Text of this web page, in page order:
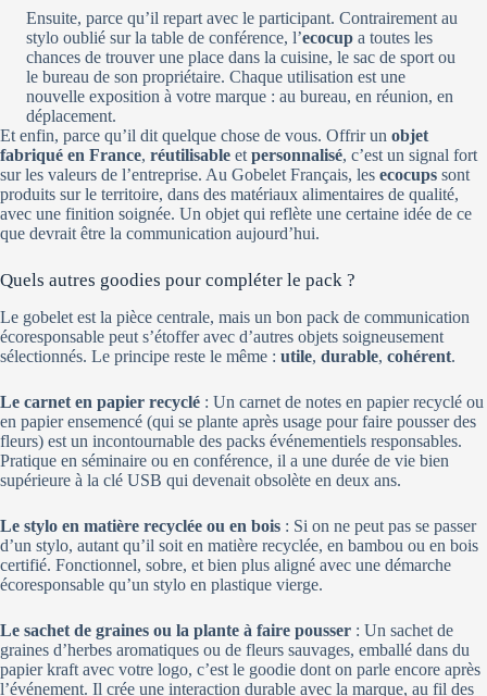
Ensuite, parce qu’il repart avec le participant. Contrairement au
stylo oublié sur la table de conférence, l’ecocup a toutes les
chances de trouver une place dans la cuisine, le sac de sport ou
le bureau de son propriétaire. Chaque utilisation est une
nouvelle exposition à votre marque : au bureau, en réunion, en
déplacement.
Et enfin, parce qu’il dit quelque chose de vous. Offrir un objet
fabriqué en France, réutilisable et personnalisé, c’est un signal fort
sur les valeurs de l’entreprise. Au Gobelet Français, les ecocups sont
produits sur le territoire, dans des matériaux alimentaires de qualité,
avec une finition soignée. Un objet qui reflète une certaine idée de ce
que devrait être la communication aujourd’hui.
Quels autres goodies pour compléter le pack ?
Le gobelet est la pièce centrale, mais un bon pack de communication
écoresponsable peut s’étoffer avec d’autres objets soigneusement
sélectionnés. Le principe reste le même : utile, durable, cohérent.
Le carnet en papier recyclé : Un carnet de notes en papier recyclé ou
en papier ensemencé (qui se plante après usage pour faire pousser des
fleurs) est un incontournable des packs événementiels responsables.
Pratique en séminaire ou en conférence, il a une durée de vie bien
supérieure à la clé USB qui devenait obsolète en deux ans.
Le stylo en matière recyclée ou en bois : Si on ne peut pas se passer
d’un stylo, autant qu’il soit en matière recyclée, en bambou ou en bois
certifié. Fonctionnel, sobre, et bien plus aligné avec une démarche
écoresponsable qu’un stylo en plastique vierge.
Le sachet de graines ou la plante à faire pousser : Un sachet de
graines d’herbes aromatiques ou de fleurs sauvages, emballé dans du
papier kraft avec votre logo, c’est le goodie dont on parle encore après
l’événement. Il crée une interaction durable avec la marque, au fil des